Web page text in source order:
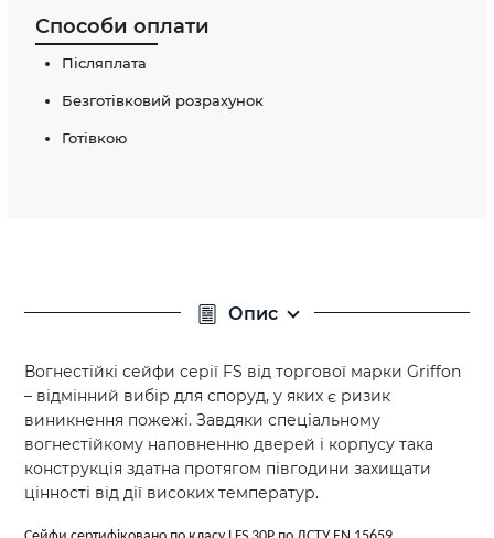
Способи оплати
Післяплата
Безготівковий розрахунок
Готівкою
Опис
Вогнестійкі сейфи серії FS від торгової марки Griffon
– відмінний вибір для споруд, у яких є ризик
виникнення пожежі. Завдяки спеціальному
вогнестійкому наповненню дверей і корпусу така
конструкція здатна протягом півгодини захищати
цінності від дії високих температур.